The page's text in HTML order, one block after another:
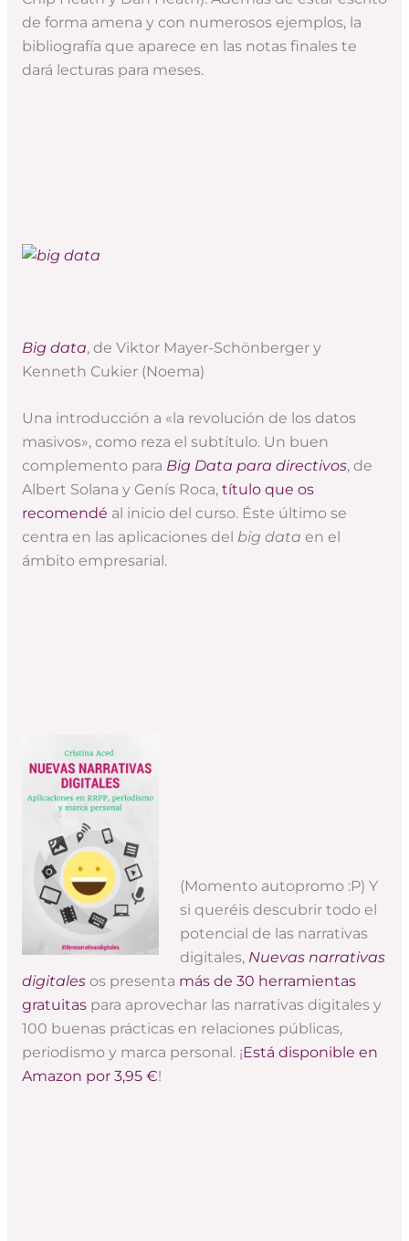
de forma amena y con numerosos ejemplos, la
bibliografía que aparece en las notas finales te
dará lecturas para meses.
Big data, de Viktor Mayer-Schönberger y
Kenneth Cukier (Noema)
Una introducción a «la revolución de los datos
masivos», como reza el subtítulo. Un buen
complemento para Big Data para directivos, de
Albert Solana y Genís Roca, título que os
recomendé al inicio del curso. Éste último se
centra en las aplicaciones del big data en el
ámbito empresarial.
(Momento autopromo :P) Y
si queréis descubrir todo el
potencial de las narrativas
digitales, Nuevas narrativas
digitalesos presenta más de 30 herramientas
gratuitaspara aprovechar las narrativas digitales y
100 buenas prácticas en relaciones públicas,
periodismo y marca personal. ¡Está disponible en
Amazon por 3,95 €!